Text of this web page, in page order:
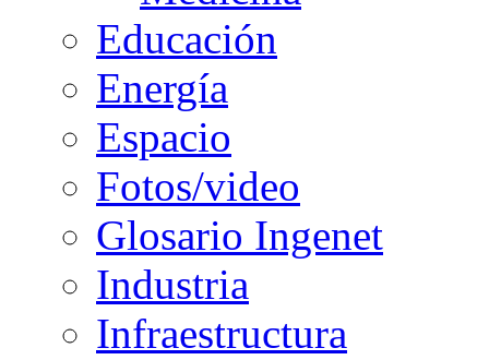
Educación
Energía
Espacio
Fotos/video
Glosario Ingenet
Industria
Infraestructura